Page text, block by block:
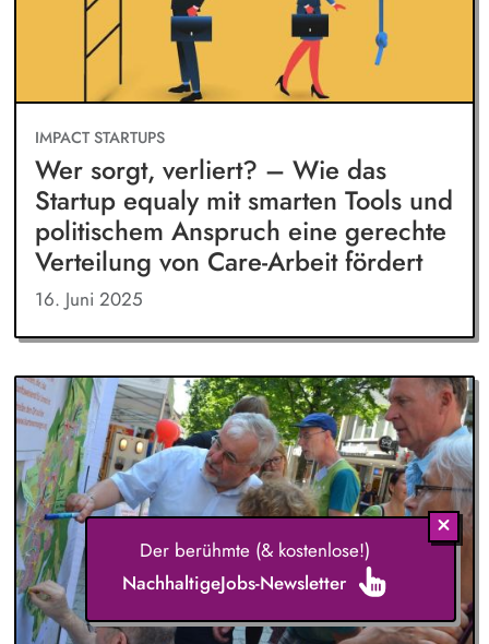
IMPACT STARTUPS
Wer sorgt, verliert? – Wie das
Startup equaly mit smarten Tools und
politischem Anspruch eine gerechte
Verteilung von Care-Arbeit fördert
16. Juni 2025
Der berühmte (& kostenlose!)
NachhaltigeJobs-Newsletter